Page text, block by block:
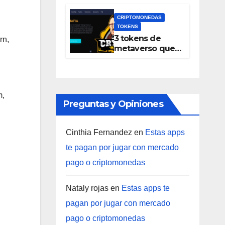
inmobiliario
incorpora NFT y
el token PRO se
incluye en
Coinbase
CRIPTOMONEDAS
TOKENS
3 tokens de
metaverso que
horas
Preguntas y Opiniones
Cinthia Fernandez en Estas apps
te pagan por jugar con mercado
pago o criptomonedas
Nataly rojasen Estas apps te
pagan por jugar con mercado
pago o criptomonedas